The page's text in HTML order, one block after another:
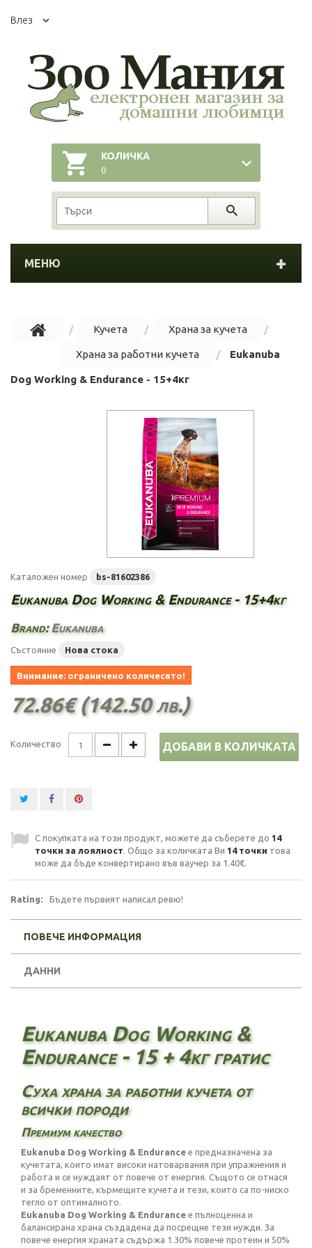
Влез
КОЛИЧКА
0
МЕНЮ
Кучета Храна за кучета
Храна за работни кучета Eukanuba
Dog Working & Endurance - 15+4кг
Каталожен номер bs-81602386
Eukanuba Dog Working & Endurance - 15+4кг
Brand:Eukanuba
Състояние Нова стока
Внимание: ограничено количесвто!
72.86€ (142.50 лв.)
Количество ДОБАВИ В КОЛИЧКАТА
С покупката на този продукт, можете да съберете до 14
точки за лоялност. Общо за количката Ви 14точки това
може да бъде конвертирано във ваучер за 1.40€.
Rating: Бъдете първият написал ревю!
ПОВЕЧЕ ИНФОРМАЦИЯ
ДАННИ
Eukanuba Dog Working &
Endurance - 15 + 4кг гратис
Суха храна за работни кучета от
всички породи
Премиум качество
Eukanuba Dog Working & Endurance е предназначена за
кучетата, които имат високи натоварвания при упражнения и
работа и се нуждаят от повече от енергия. Същото се отнася
и за бременните, кърмещите кучета и тези, които са по-ниско
тегло от оптималното.
Eukanuba Dog Working & Endurance е пълноценна и
балансирана храна създадена да посрещне тези нужди. За
повече енергия храната съдържа 1.30% повече протеин и 50%